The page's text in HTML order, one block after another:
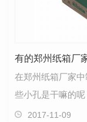
有的郑州纸箱厂
在郑州纸箱厂家
些小孔是干嘛的
小编就给大家讲
2017-11-09